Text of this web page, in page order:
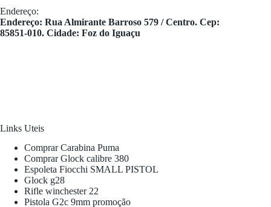
Endereço:
​Endereço: Rua Almirante Barroso 579 / Centro. Cep:
85851-010. Cidade: Foz do Iguaçu
Links Uteis
Comprar Carabina Puma
Comprar Glock calibre 380
Espoleta Fiocchi SMALL PISTOL
Glock g28
Rifle winchester 22
Pistola G2c 9mm promoção